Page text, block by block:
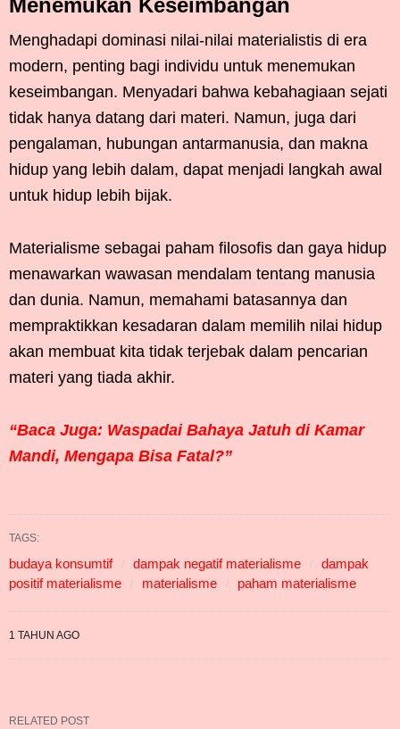
Menemukan Keseimbangan
Menghadapi dominasi nilai-nilai materialistis di era
modern, penting bagi individu untuk menemukan
keseimbangan. Menyadari bahwa kebahagiaan sejati
tidak hanya datang dari materi. Namun, juga dari
pengalaman, hubungan antarmanusia, dan makna
hidup yang lebih dalam, dapat menjadi langkah awal
untuk hidup lebih bijak.
Materialisme sebagai paham filosofis dan gaya hidup
menawarkan wawasan mendalam tentang manusia
dan dunia. Namun, memahami batasannya dan
mempraktikkan kesadaran dalam memilih nilai hidup
akan membuat kita tidak terjebak dalam pencarian
materi yang tiada akhir.
“Baca Juga: Waspadai Bahaya Jatuh di Kamar
Mandi, Mengapa Bisa Fatal?”
TAGS:
budaya konsumtif dampak negatif materialisme
dampak
positif materialisme
materialisme paham materialisme
1 TAHUN AGO
RELATED POST